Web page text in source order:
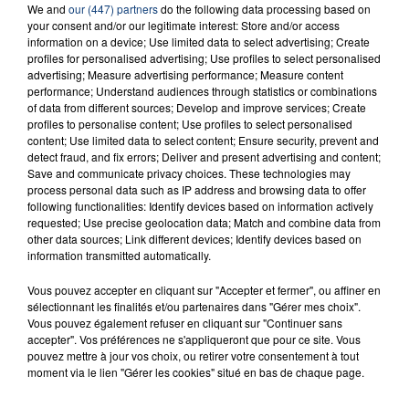
FIL D'ACTU
23 juillet 2026
INCENDIE MORTEL À LENS : UNE FEMME ET
SON BÉBÉ ENTRE LA VIE ET LA...
Un homme s'est immolé par le feu après avoir
aspergé sa compagne et leur bébé de trois mois
d'un liquide inflammable.
We and our (447) partnersdo the following data processing based on
your consent and/or our legitimate interest: Store and/or access
information on a device; Use limited data to select advertising; Create
profiles for personalised advertising; Use profiles to select personalised
advertising; Measure advertising performance; Measure content
performance; Understand audiences through statistics or combinations
of data from different sources; Develop and improve services; Create
profiles to personalise content; Use profiles to select personalised
content; Use limited data to select content; Ensure security, prevent and
detect fraud, and fix errors; Deliver and present advertising and content;
Save and communicate privacy choices. These technologies may
process personal data such as IP address and browsing data to offer
following functionalities: Identify devices based on information actively
requested; Use precise geolocation data; Match and combine data from
other data sources; Link different devices; Identify devices based on
information transmitted automatically.
Vous pouvez accepter en cliquant sur "Accepter et fermer", ou affiner en
sélectionnant les finalités et/ou partenaires dans "Gérer mes choix".
Vous pouvez également refuser en cliquant sur "Continuer sans
accepter". Vos préférences ne s'appliqueront que pour ce site. Vous
pouvez mettre à jour vos choix, ou retirer votre consentement à tout
moment via le lien "Gérer les cookies" situé en bas de chaque page.